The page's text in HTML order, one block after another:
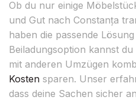
Ob du nur einige
und Gut nach Constanța
haben die passende
Beiladungsoption kannst
mit anderen Umzügen
Kosten sparen. Unser
dass deine Sachen sicher